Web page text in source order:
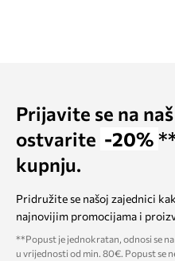
Prijavite se na
ostvarite -20%
kupnju.
Pridružite se našoj zajednici
najnovijim promocijama i
**Popust je jednokratan, odnosi se
u vrijednosti od min. 80€. Popust se